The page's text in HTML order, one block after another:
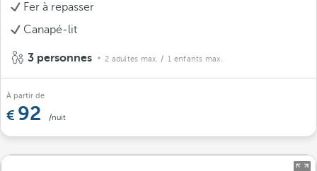
Fer à repasser
Canapé-lit
3 personnes 2 adultes max. / 1 enfants max.
À partir de
92 /nuit